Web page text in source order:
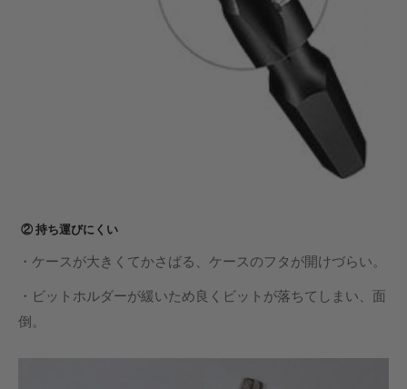
② 持ち運びにくい
・ケースが大きくてかさばる、ケースのフタが開けづらい。
・ビットホルダーが緩いため良くビットが落ちてしまい、面
倒。